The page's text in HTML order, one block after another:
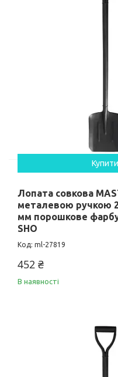
Купити
Лопата совкова
металевою ручкою
мм порошкове
SHO
ml-27819
452 ₴
В наявності